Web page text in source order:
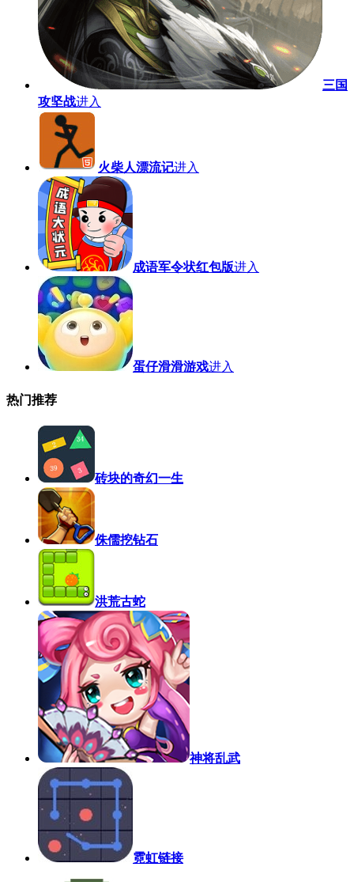
三国
攻坚战进入
火柴人漂流记进入
成语军令状红包版进入
蛋仔滑滑游戏进入
热门推荐
砖块的奇幻一生
侏儒挖钻石
洪荒古蛇
神将乱武
霓虹链接